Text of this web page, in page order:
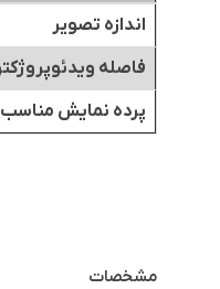
اندازه تصویر
فاصله
پرده نمایش مناسب
مشخصات